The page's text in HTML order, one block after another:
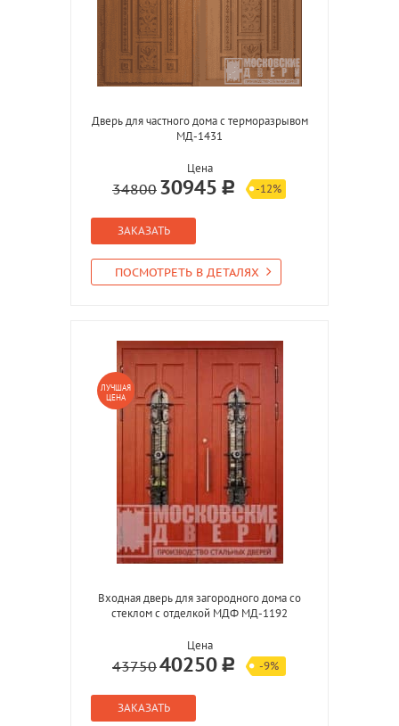
Дверь для частного дома с терморазрывом
МД-1431
Цена
34800 30945 -12%
ЗАКАЗАТЬ
ПОСМОТРЕТЬ В ДЕТАЛЯХ
ЛУЧШАЯ
ЦЕНА
Входная дверь для загородного дома со
стеклом с отделкой МДФ МД-1192
Цена
4375040250 -9%
ЗАКАЗАТЬ